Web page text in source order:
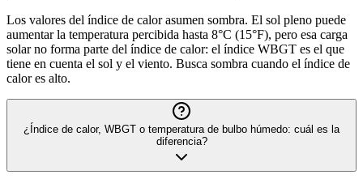
Los valores del índice de calor asumen sombra. El sol pleno puede
aumentar la temperatura percibida hasta 8°C (15°F), pero esa carga
solar no forma parte del índice de calor: el índice WBGT es el que
tiene en cuenta el sol y el viento. Busca sombra cuando el índice de
calor es alto.
¿Índice de calor, WBGT o temperatura de bulbo húmedo: cuál es la
diferencia?